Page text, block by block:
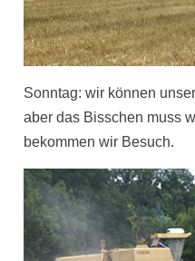
Sonntag: wir können
aber das Bisschen muss
bekommen wir Besuch.